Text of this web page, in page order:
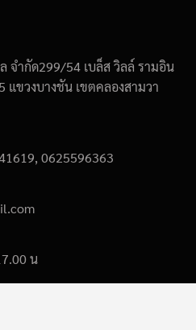
จำกัด299/54 เบล็ส วิลล์ รามอิน
แขวงบางชัน เขตคลองสามวา
0625596363
น